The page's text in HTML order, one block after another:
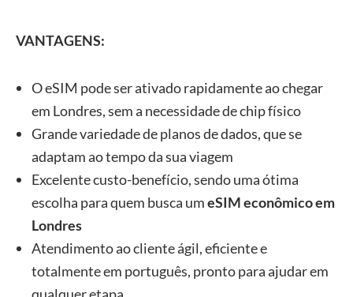
VANTAGENS:
O eSIM pode ser ativado rapidamente ao chegar
em Londres, sem a necessidade de chip físico
Grande variedade de planos de dados, que se
adaptam ao tempo da sua viagem
Excelente custo-benefício, sendo uma ótima
escolha para quem busca umeSIM econômico em
Londres
Atendimento ao cliente ágil, eficiente e
totalmente em português, pronto para ajudar em